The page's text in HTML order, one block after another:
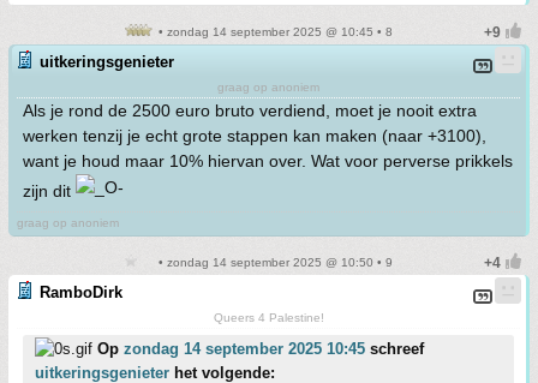
• zondag 14 september 2025 @ 10:45 • 8
uitkeringsgenieter
graag op anoniem
Als je rond de 2500 euro bruto verdiend, moet je nooit extra
werken tenzij je echt grote stappen kan maken (naar +3100),
want je houd maar 10% hiervan over. Wat voor perverse prikkels
zijn dit
graag op anoniem
• zondag 14 september 2025 @ 10:50 • 9
RamboDirk
Queers 4 Palestine!
Op zondag 14 september 2025 10:45 schreef
uitkeringsgenieter het volgende: